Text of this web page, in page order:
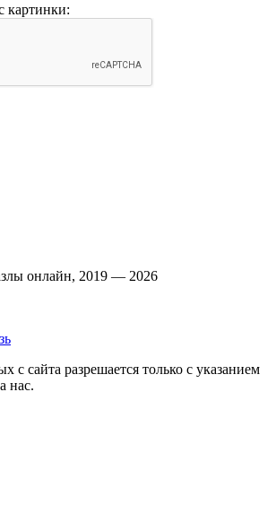
картинки:
онлайн, 2019 — 2026
с сайта разрешается только с указанием
нас.